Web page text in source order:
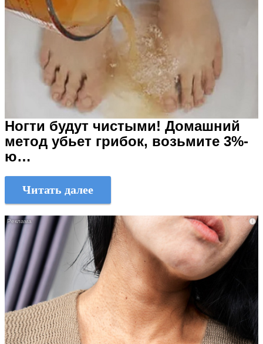
Ногти будут чистыми! Домашний
метод убьет грибок, возьмите 3%-
ю…
Читать далее
i